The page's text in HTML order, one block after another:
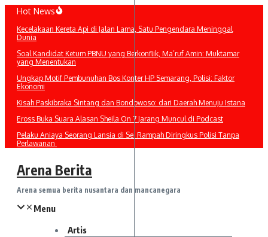
Lewati
konten
Hot News
Kecelakaan Kereta Api di Jalan Lama, Satu Pengendara Meninggal
Dunia
Soal Kandidat Ketum PBNU yang Berkonflik, Ma’ruf Amin: Muktamar
yang Menentukan
Ungkap Motif Pembunuhan Bos Konter HP Semarang, Polisi: Faktor
Ekonomi
Kisah Paskibraka Sintang dan Bondowoso: dari Daerah Menuju Istana
Eross Buka Suara Alasan Sheila On 7 Jarang Muncul di Podcast
Pelaku Aniaya Seorang Lansia di Sei Rampah Diringkus Polisi Tanpa
Perlawanan
Arena Berita
Arena semua berita nusantara dan mancanegara
Menu
Artis